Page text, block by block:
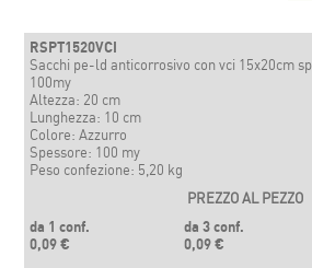
RSPT1520VCI
Sacchi pe-ld anticorrosivo con vci 15x20cm
100my
Altezza: 20 cm
Lunghezza: 10 cm
Colore: Azzurro
Spessore: 100 my
Peso confezione: 5,20 kg
PREZZO AL PEZZO
da 1 conf.
0,09 €
da 3 conf.
0,09 €